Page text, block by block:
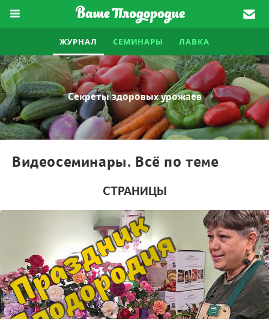
ЖУРНАЛ СЕМИНАРЫ ЛАВКА
Секреты здоровых урожаев
Видеосеминары. Всё по теме
СТРАНИЦЫ